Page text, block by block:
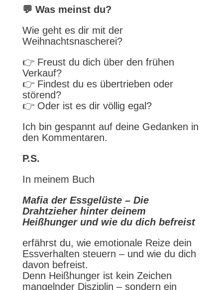
💬 Was meinst du?
Wie geht es dir mit der
Weihnachtsnascherei?
👉 Freust du dich über den frühen
Verkauf?
👉 Findest du es übertrieben oder
störend?
👉 Oder ist es dir völlig egal?
Ich bin gespannt auf deine Gedanken in
den Kommentaren.
P.S.
In meinem Buch
Mafia der Essgelüste – Die
Drahtzieher hinter deinem
Heißhunger und wie du dich befreist
erfährst du, wie emotionale Reize dein
Essverhalten steuern – und wie du dich
davon befreist.
Denn Heißhunger ist kein Zeichen
mangelnder Disziplin – sondern ein